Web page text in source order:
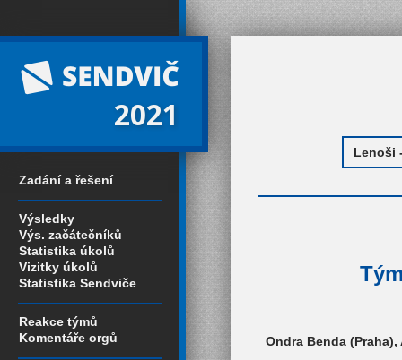
2021
Zadání a řešení
Výsledky
Výs. začátečníků
Statistika úkolů
Vizitky úkolů
Statistika Sendviče
Reakce týmů
Komentáře orgů
Ondra Benda